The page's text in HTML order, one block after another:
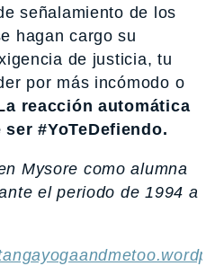
señalamiento de los
hagan cargo su
de justicia, tu
por más incómodo o
reacción automática
#YoTeDefiendo.
Mysore como alumna
el periodo de 1994 a